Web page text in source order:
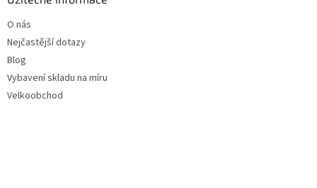
O nás
Nejčastější dotazy
Blog
Vybavení skladu na míru
Velkoobchod